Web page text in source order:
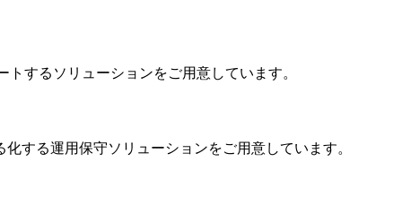
するソリューションをご用意しています。
する運用保守ソリューションをご用意しています。